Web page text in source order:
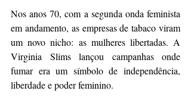
Nos anos 70, com a segunda onda feminista
em andamento, as empresas de tabaco viram
um novo nicho: as mulheres libertadas. A
Virginia Slims lançou campanhas onde
fumar era um símbolo de independência,
liberdade e poder feminino.